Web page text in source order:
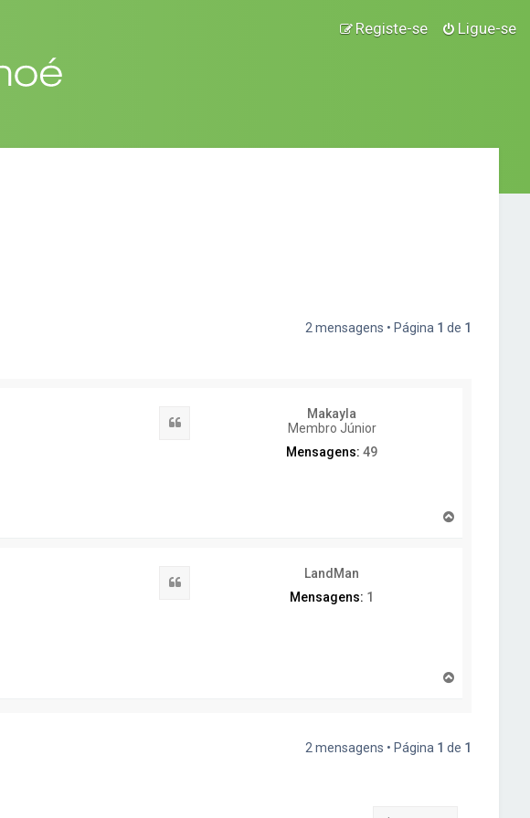
Ligue-se
Registe-se
2 mensagens • Página 1 de 1
Makayla
Membro Júnior
Mensagens: 49
LandMan
Mensagens: 1
2 mensagens • Página 1 de 1